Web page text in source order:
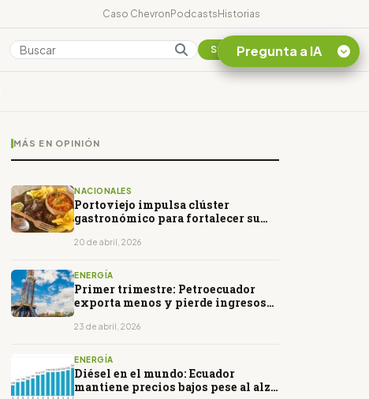
Caso ChevronPodcastsHistorias
Colombia Suscribirse
MÁS EN OPINIÓN
NACIONALES
Portoviejo impulsa clúster
gastronómico para fortalecer su
20 de abril, 2026
ENERGÍA
Primer trimestre: Petroecuador
exporta menos y pierde ingresos
23 de abril, 2026
ENERGÍA
Diésel en el mundo: Ecuador
mantiene precios bajos pese al alza
Pregunta a IA
¿En que consiste la